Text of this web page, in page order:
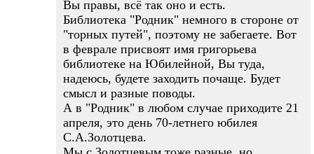
Вы правы, всё так оно и есть.
Библиотека "Родник" немного в стороне от
"торных путей", поэтому не забегаете. Вот
в феврале присвоят имя григорьева
библиотеке на Юбилейной, Вы туда,
надеюсь, будете заходить почаще. Будет
смысл и разные поводы.
А в "Родник" в любом случае приходите 21
апреля, это день 70-летнего юбилея
С.А.Золотцева.